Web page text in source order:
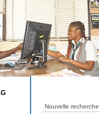
Nouvelle recherche